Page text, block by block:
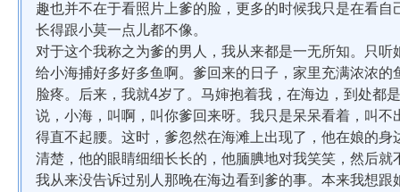
趣也并不在于看照片上爹的脸，更多的时候我只是在看
长得跟小莫一点儿都不像。
对于这个我称之为爹的男人，我从来都是一无所知。只
给小海捕好多好多鱼啊。爹回来的日子，家里充满浓浓
脸疼。后来，我就4岁了。马婶抱着我，在海边，到处都
说，小海，叫啊，叫你爹回来呀。我只是呆呆看着，叫
得直不起腰。这时，爹忽然在海滩上出现了，他在娘的
清楚，他的眼睛细细长长的，他腼腆地对我笑笑，然后就
我从来没告诉过别人那晚在海边看到爹的事。本来我想